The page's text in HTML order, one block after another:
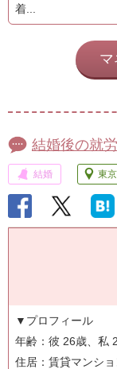
着...
結婚後の就
結婚 東
▼プロフィール
年齢：彼 26歳、私
住居：賃貸マンシ